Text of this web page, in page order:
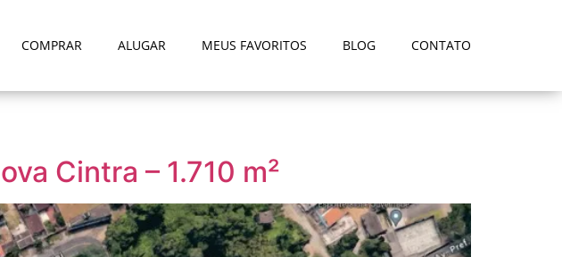
COMPRAR ALUGAR MEUS FAVORITOS BLOG CONTATO
Cintra – 1.710 m²